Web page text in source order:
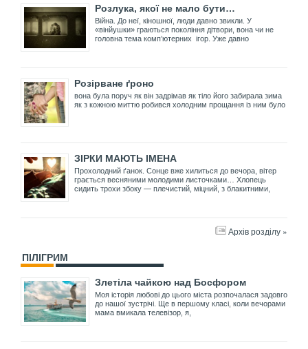
Розлука, якої не мало бути…
Війна. До неї, кіношної, люди давно звикли. У
«вінйушки» граються покоління дітвори, вона чи не
головна тема комп’ютерних ігор. Уже давно
Розірване ґроно
вона була поруч як він задрімав як тіло його забирала зима
як з кожною миттю робився холодним прощання із ним було
ЗІРКИ МАЮТЬ ІМЕНА
Прохолодний ґанок. Сонце вже хилиться до вечора, вітер
грається весняними молодими листочками… Хлопець
сидить трохи збоку — плечистий, міцний, з блакитними,
Архів розділу »
ПІЛІГРИМ
Злетіла чайкою над Босфором
Моя історія любові до цього міста розпочалася задовго
до нашої зустрічі. Ще в першому класі, коли вечорами
мама вмикала телевізор, я,